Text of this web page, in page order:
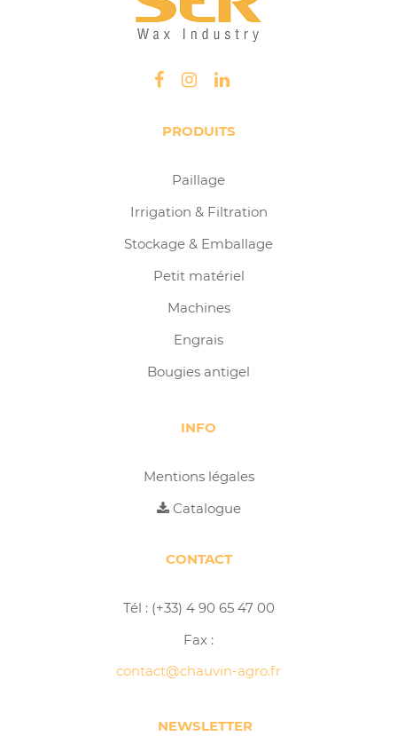
PRODUITS
Paillage
Irrigation & Filtration
Stockage & Emballage
Petit matériel
Machines
Engrais
Bougies antigel
INFO
Mentions légales
Catalogue
CONTACT
Tél : (+33) 4 90 65 47 00
Fax :
contact@chauvin-agro.fr
NEWSLETTER